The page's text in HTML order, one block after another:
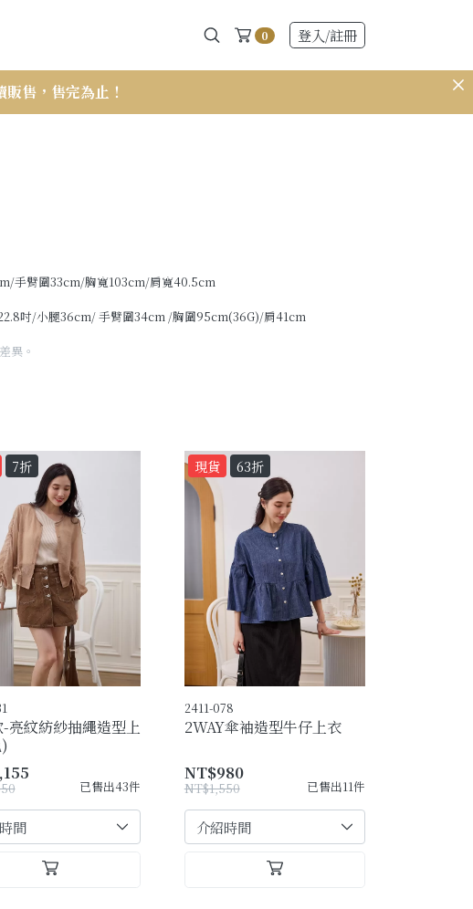
0 登入/註冊
售，售完為止！ 𝟭𝟱𝟭 小個子
手臂圍33cm/胸寬103cm/肩寬40.5cm
吋/小腿36cm/ 手臂圍34cm /胸圍95cm(36G)/肩41cm
異。
7折
-亮紋紡紗抽繩造型上
已售出43件
現貨 63折
2411-078
2WAY傘袖造型牛仔上衣
NT$980
NT$1,550 已售出11件